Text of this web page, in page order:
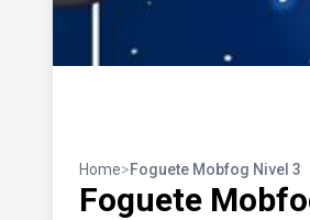
Home>Foguete Mobfog Nivel 3
Foguete